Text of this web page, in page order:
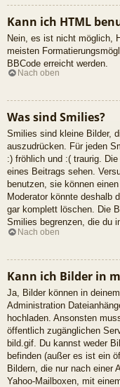
Kann ich HTML
Nein, es ist nicht möglich,
meisten
BBCode erreicht werden.
Nach oben
Was sind Smilies?
Smilies sind kleine Bilder,
auszudrücken. Für jeden
:) fröhlich und :( traurig.
eines Beitrags sehen.
benutzen, sie können
Moderator könnte deshalb
gar komplett löschen. Die
Smilies begrenzen, die du
Nach oben
Kann ich Bilder in
Ja, Bilder können in
Administration
hochladen. Ansonsten
öffentlich zugänglichen
bild.gif. Du kannst weder
befinden (außer es ist ein
Bildern, die nur nach einer
Yahoo-Mailboxen, mit